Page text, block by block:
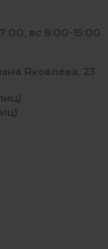
вс 8:00-15:00
Яковлева, 23